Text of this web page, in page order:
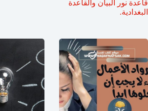
قاعدة نور البيان والقاعدة
البغدادية.